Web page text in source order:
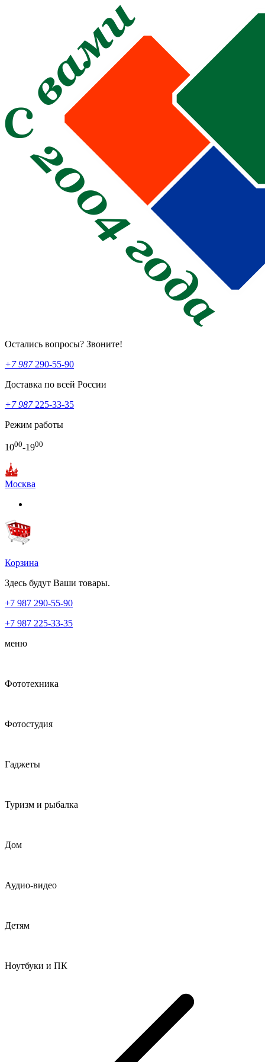
Остались вопросы? Звоните!
+7 987290-55-90
Доставка по всей России
+7 987225-33-35
Режим работы
1000-1900
Москва
Корзина
Здесь будут Ваши товары.
+7 987 290-55-90
+7 987 225-33-35
меню
Фототехника
Фотостудия
Гаджеты
Туризм и рыбалка
Дом
Аудио-видео
Детям
Ноутбуки и ПК